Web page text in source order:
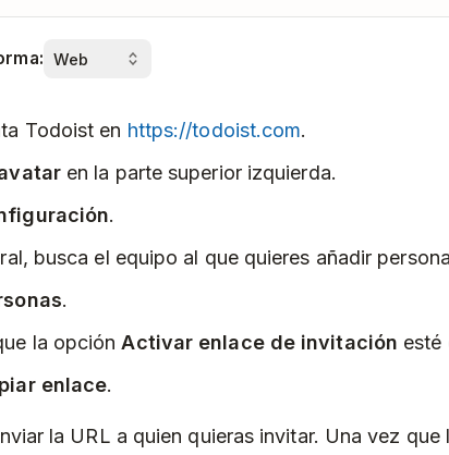
Todoist en https://todoist.com.
en la parte superior izquierda.
.
busca el equipo al que quieres añadir
.
la opciónActivar enlace de invitación esté
enlace.
la URL a quien quieras invitar. Una vez que